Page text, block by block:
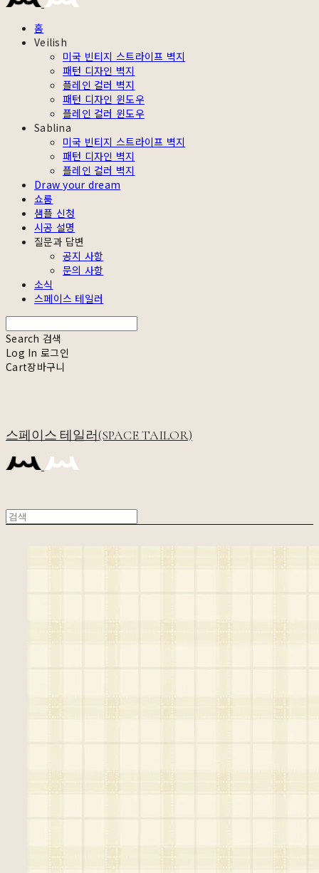
홈
Veilish
미국 빈티지 스트라이프 벽지
패턴 디자인 벽지
플레인 컬러 벽지
패턴 디자인 윈도우
플레인 컬러 윈도우
Sablina
미국 빈티지 스트라이프 벽지
패턴 디자인 벽지
플레인 컬러 벽지
Draw your dream
쇼룸
샘플 신청
시공 설명
질문과 답변
공지 사항
문의 사항
소식
스페이스 테일러
Search 검색
Log In 로그인
Cart장바구니
스페이스 테일러(SPACE TAILOR)